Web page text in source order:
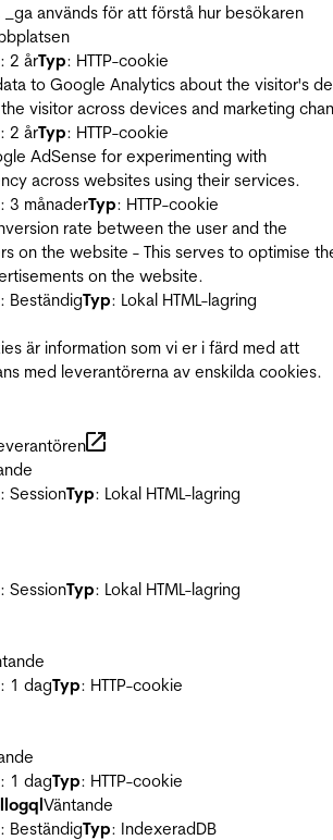
används för att förstå hur besökaren
: 2 årTyp: HTTP-cookie
to Google Analytics about the visitor's
visitor across devices and marketing
: 2 årTyp: HTTP-cookie
AdSense for experimenting with
across websites using their services.
: 3 månaderTyp: HTTP-cookie
rate between the user and the
on the website - This serves to optimise
on the website.
: BeständigTyp: Lokal HTML-lagring
är information som vi er i färd med att
med leverantörerna av enskilda cookies.
: SessionTyp: Lokal HTML-lagring
: SessionTyp: Lokal HTML-lagring
: 1 dagTyp: HTTP-cookie
: 1 dagTyp: HTTP-cookie
Väntande
: BeständigTyp: IndexeradDB